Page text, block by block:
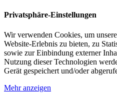
Privatsphäre-Einstellungen
Wir verwenden Cookies, um
Website-Erlebnis zu bieten, zu
sowie zur Einbindung externer
Nutzung dieser Technologien
Gerät gespeichert und/oder
Mehr anzeigen